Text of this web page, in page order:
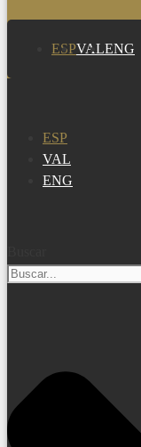
ESPVALENG
ESP
VAL
ENG